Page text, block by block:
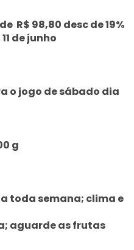
R$ 98,80 desc de 19%
de junho
o jogo de sábado dia
g
toda semana; clima e
aguarde as frutas